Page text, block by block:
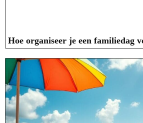
Hoe organiseer je een familiedag